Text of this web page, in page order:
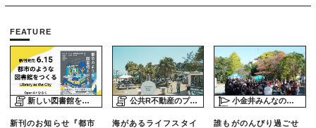
FEATURE
新しい図書館をめぐる旅
新刊のお知らせ『都市
公共R不動産のプロジェクトスタディ
海があるライフスタイ
小金井みんなの公園プロジェクト「play here」
誰もがのんびり過ごせ